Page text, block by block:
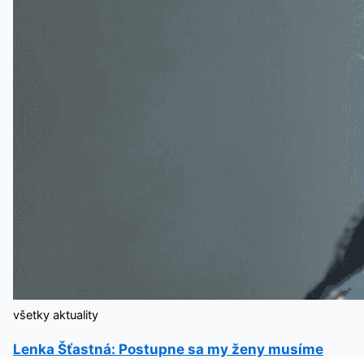
všetky aktuality
Lenka Šťastná: Postupne sa my ženy musíme